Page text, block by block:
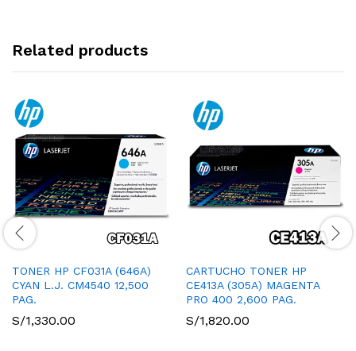
Related products
TONER HP CF031A (646A)
CYAN L.J. CM4540 12,500
PAG.
S/1,330.00
CARTUCHO TONER HP
CE413A (305A) MAGENTA
PRO 400 2,600 PAG.
S/1,820.00